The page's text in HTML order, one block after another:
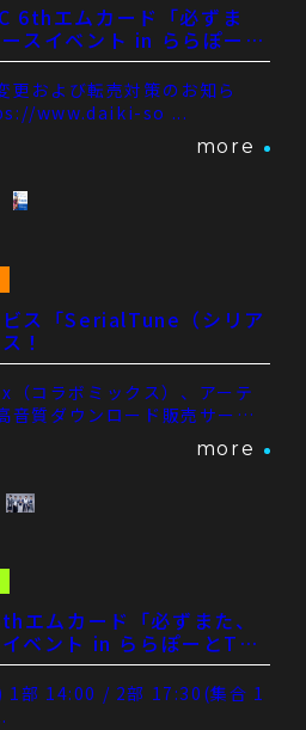
6thエムカード「必ずま
スイベント in ららぽーと
導入のお知らせ
および転売対策のお知ら
www.daiki-so ...
more
ス「SerialTune（シリア
！
コラボミックス）、アーテ
音質ダウンロード販売サービ
more
エムカード「必ずまた、
ベント in ららぽーとTOK
1部 14:00 / 2部 17:30(集合 1